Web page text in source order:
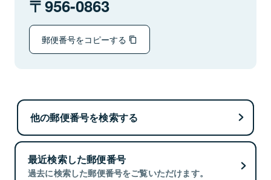
956-0863
郵便番号をコピーする
他の郵便番号を検索する
最近検索した郵便番号
過去に検索した郵便番号をご覧いただけます。